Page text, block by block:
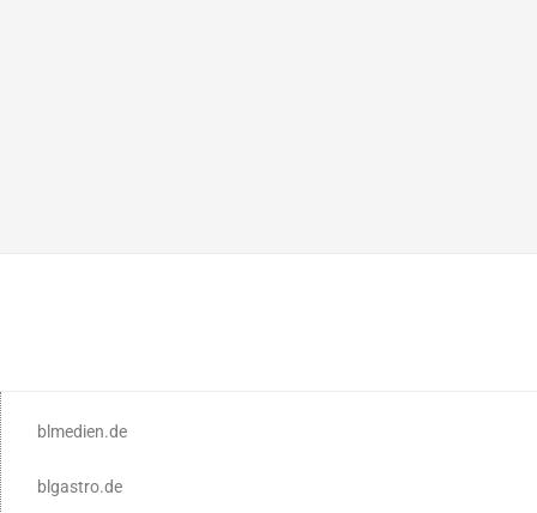
blmedien.de
blgastro.de